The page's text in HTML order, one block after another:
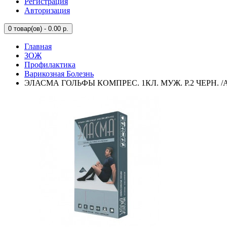
Авторизация
0 товар(ов) - 0.00 р.
Главная
ЗОЖ
Профилактика
Варикозная Болезнь
ЭЛАСМА ГОЛЬФЫ КОМПРЕС. 1КЛ. МУЖ. Р.2 ЧЕРН. /